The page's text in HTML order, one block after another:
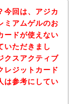
今回は、アジカ
ミアムゲルのお
ードが使えない
いただきまし
クスアクティブ
レジットカード
は参考にしてい